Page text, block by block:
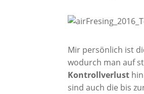
Mir persönlich ist
wodurch man auf
Kontrollverlust
sind auch die bis